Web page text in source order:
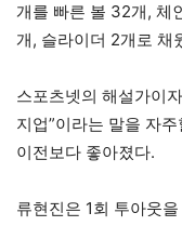
개를 빠른 볼 32개, 체
개, 슬라이더 2개로 채
스포츠넷의 해설가이
지업”이라는 말을 자
이전보다 좋아졌다.
류현진은 1회 투아웃